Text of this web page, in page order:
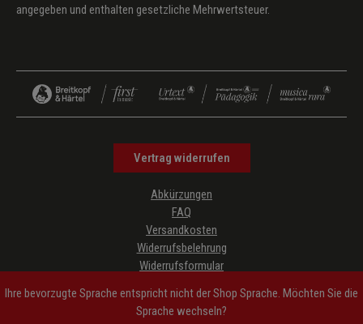
angegeben und enthalten gesetzliche Mehrwertsteuer.
Vertrag widerrufen
Abkürzungen
FAQ
Versandkosten
Widerrufsbelehrung
Widerrufsformular
AGB
Impressum
Ihre bevorzugte Sprache entspricht nicht der Shop Sprache. Möchten Sie die
Sprache wechseln?